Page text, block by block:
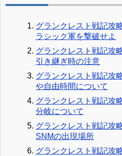
グランクレスト戦記攻
ラシック軍を撃破せよ
グランクレスト戦記攻
引き継ぎ時の注意
グランクレスト戦記攻
や自由時間について
グランクレスト戦記攻
分岐について
グランクレスト戦記攻
SNMの出現場所
グランクレスト戦記攻